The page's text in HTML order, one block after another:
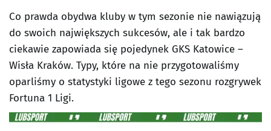
Co prawda obydwa kluby w tym sezonie nie nawiązują
do swoich największych sukcesów, ale i tak bardzo
ciekawie zapowiada się pojedynek GKS Katowice –
Wisła Kraków. Typy, które na nie przygotowaliśmy
oparliśmy o statystyki ligowe z tego sezonu rozgrywek
Fortuna 1 Ligi.